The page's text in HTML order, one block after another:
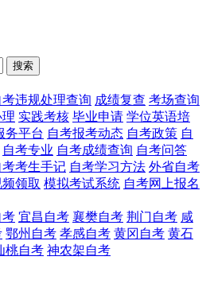
搜索
考违规处理查询 成绩复查 考场查询
实践考核 毕业申请 学位英语培
务平台 自考报考动态 自考政策 自
自考专业 自考成绩查询 自考问答
考考生手记 自考学习方法 外省自考
领取 模拟考试系统 自考网上报名
考 宜昌自考 襄樊自考 荆门自考 咸
鄂州自考 孝感自考 黄冈自考 黄石
桃自考 神农架自考